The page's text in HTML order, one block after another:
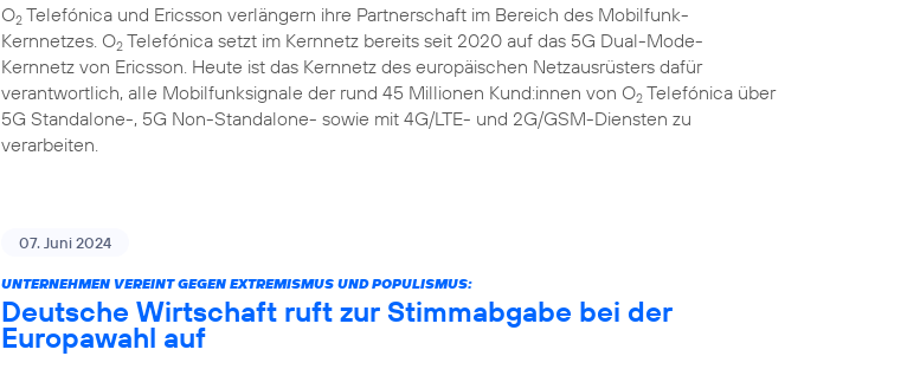
O2 Telefónica und Ericsson verlängern ihre Partnerschaft im Bereich des Mobilfunk-
Kernnetzes. O2 Telefónica setzt im Kernnetz bereits seit 2020 auf das 5G Dual-Mode-
Kernnetz von Ericsson. Heute ist das Kernnetz des europäischen Netzausrüsters dafür
verantwortlich, alle Mobilfunksignale der rund 45 Millionen Kund:innen von O2 Telefónica über
5G Standalone-, 5G Non-Standalone- sowie mit 4G/LTE- und 2G/GSM-Diensten zu
verarbeiten.
07. Juni 2024
UNTERNEHMEN VEREINT GEGEN EXTREMISMUS UND POPULISMUS:
Deutsche Wirtschaft ruft zur Stimmabgabe bei der
Europawahl auf